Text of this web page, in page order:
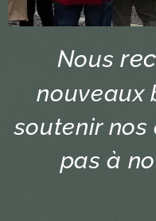
Nous
nouveaux
soutenir nos
pas à